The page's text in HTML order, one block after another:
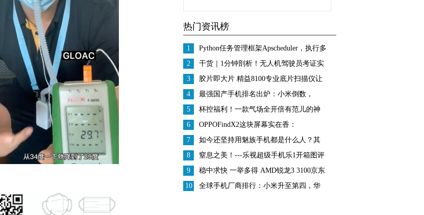
热门资讯榜
1
Python任务管理框架Apscheduler，执行多
次解决
2
干货｜1分钟剖析！无人机驾驶员考证实
操学什么
3
胶片即大片 精益8100专业底片扫描仪让
摄影之梦一直在
4
最强国产手机排名出炉：小米倒数，
OPPO第二，第一名实至名归
5
杯控福利！一款气场全开倍有范儿的神
6
OPPOFindX2这块屏幕实在香：
2K+120Hz加持，连沈义人都刷上瘾
7
如今还坚持用魅族手机都是什么人？其
实这3种人最多，你是吗？
8
窒息之美！---乐视超级手机乐1开箱图评
9
稳中求快 一举多得 AMD锐龙3 3100京东
超值秒杀
10
全球手机厂商排行：小米升至第四，华